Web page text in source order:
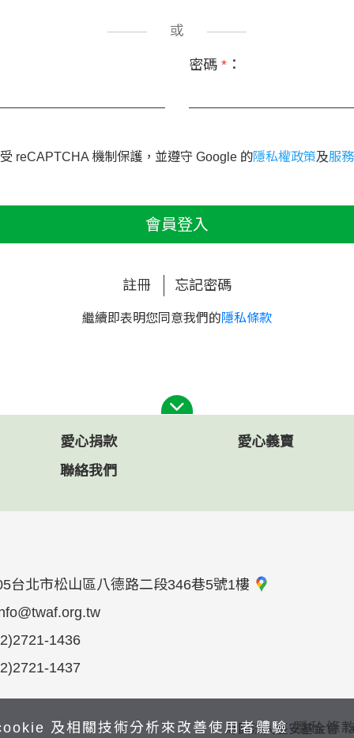
或
密碼 * ：
reCAPTCHA 機制保護，並遵守 Google 的隱私權政策及服
會員登入
註冊 忘記密碼
繼續即表明您同意我們的隱私條款
愛心捐款
愛心義賣
聯絡我們
台北市松山區八德路二段346巷5號1樓
1436
1437
財團法人臺安基金會
及相關技術分析來改善使用者體驗 隱私條